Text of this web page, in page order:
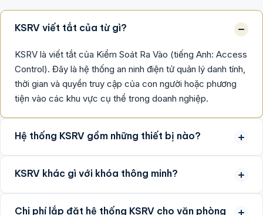
KSRV viết tắt của từ gì?
KSRV là viết tắt của Kiểm Soát Ra Vào (tiếng Anh: Access
Control). Đây là hệ thống an ninh điện tử quản lý danh tính,
thời gian và quyền truy cập của con người hoặc phương
tiện vào các khu vực cụ thể trong doanh nghiệp.
Hệ thống KSRV gồm những thiết bị nào?
KSRV khác gì với khóa thông minh?
Chi phí lắp đặt hệ thống KSRV cho văn phòng